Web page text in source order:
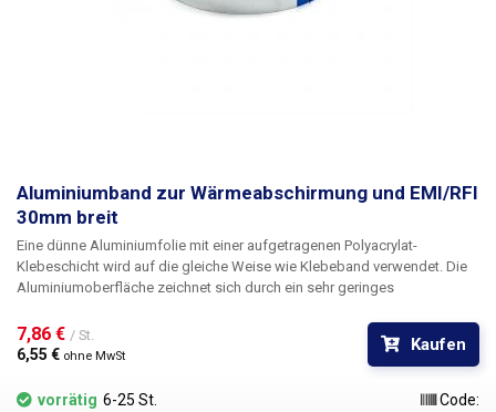
Aluminiumband zur Wärmeabschirmung und EMI/RFI
30mm breit
Eine dünne Aluminiumfolie mit einer aufgetragenen Polyacrylat-
Klebeschicht wird auf die gleiche Weise wie Klebeband verwendet. Die
Aluminiumoberfläche zeichnet sich durch ein sehr geringes
gegen Wärmestrahlung eignet. Die hohe Wärmeleitfähigkeit von
Aluminium sorgt zudem dafür, dass sich die Wärme über die gesamte
Oberfläche des Klebebandes verteilt, wodurch es sich ideal zum Schutz
von z. B. Kunststoffbauteilen beim Heißluftlöten eignet.
7,86 € / St.
6,55 € ohne MwSt
Kaufen
vorrätig 6-25 St.
Code: